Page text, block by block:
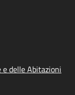
e delle Abitazioni